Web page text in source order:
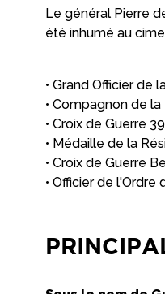
Le général Pierre
été inhumé au
• Grand Officier de
• Compagnon de
• Croix de Guerre
• Médaille de la
• Croix de Guerre
• Officier de